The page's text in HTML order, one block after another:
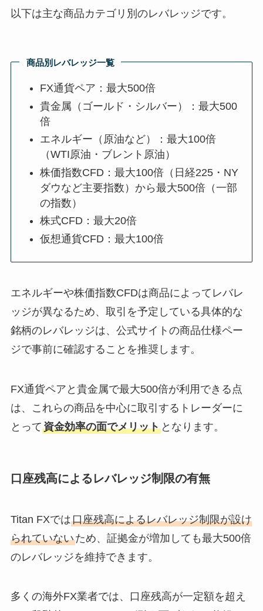
以下は主な商品カテゴリ別のレバレッジです。
商品別レバレッジ一覧
FX通貨ペア：最大500倍
貴金属（ゴールド・シルバー）：最大500
倍
エネルギー（原油など）：最大100倍
（WTI原油・ブレント原油）
株価指数CFD：最大100倍（日経225・NY
ダウなど主要指数）から最大500倍（一部
の指数）
株式CFD：最大20倍
仮想通貨CFD：最大100倍
エネルギーや株価指数CFDは商品によってレバレ
ッジが異なるため、取引を予定している具体的な
銘柄のレバレッジは、公式サイトの商品仕様ペー
ジで事前に確認することを推奨します。
FX通貨ペアと貴金属で最大500倍が利用できる点
は、これらの商品を中心に取引するトレーダーに
とって資金効率の面でメリットとなります。
口座残高によるレバレッジ制限の有無
Titan FXでは口座残高によるレバレッジ制限が設け
られていないため、証拠金が増加しても最大500倍
のレバレッジを維持できます。
多くの海外FX業者では、口座残高が一定額を超え